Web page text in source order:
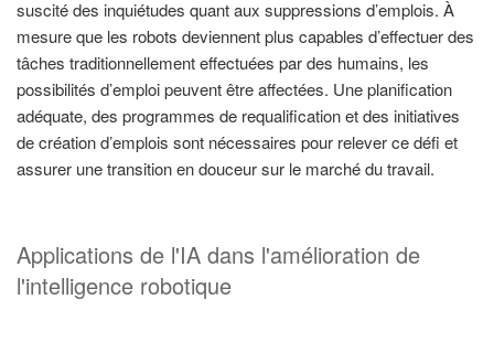
suscité des inquiétudes quant aux suppressions d’emplois. À
mesure que les robots deviennent plus capables d’effectuer des
tâches traditionnellement effectuées par des humains, les
possibilités d’emploi peuvent être affectées. Une planification
adéquate, des programmes de requalification et des initiatives
de création d’emplois sont nécessaires pour relever ce défi et
assurer une transition en douceur sur le marché du travail.
Applications de l'IA dans l'amélioration de
l'intelligence robotique